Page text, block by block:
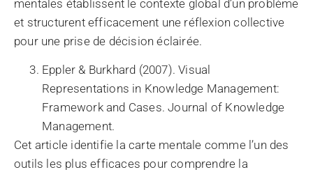
mentales établissent le contexte global d’un problème
et structurent efficacement une réflexion collective
pour une prise de décision éclairée.
Eppler & Burkhard (2007). Visual
Representations in Knowledge Management:
Framework and Cases. Journal of Knowledge
Management.
Cet article identifie la carte mentale comme l’un des
outils les plus efficaces pour comprendre la